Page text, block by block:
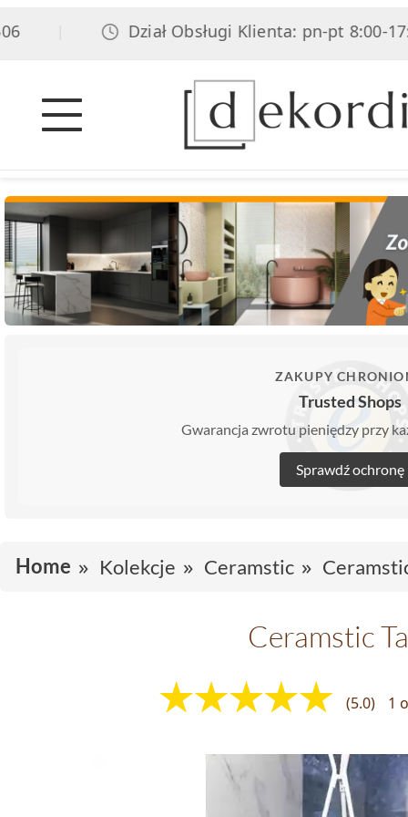
Dział Obsługi Klienta: pn-pt 8:00-
ZAKUPY
Trusted Shops
Gwarancja zwrotu pieniędzy przy
Sprawdź ochronę
Home Kolekcje Ceramstic
Ceramstic
(5.0) 1